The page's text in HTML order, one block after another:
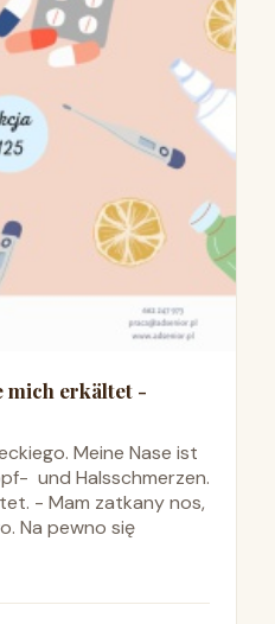
mich erkältet -
Meine Nase ist
und Halsschmerzen.
- Mam zatkany nos,
Na pewno się